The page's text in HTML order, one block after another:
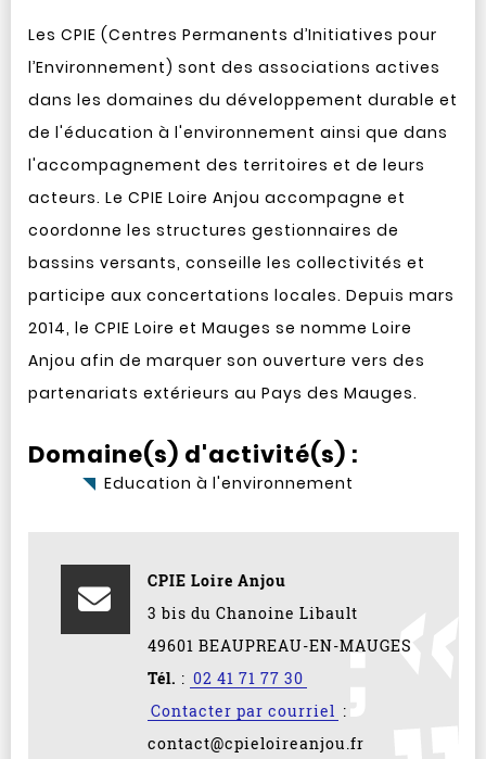
Les CPIE (Centres Permanents d’Initiatives pour
l’Environnement) sont des associations actives
dans les domaines du développement durable et
de l'éducation à l'environnement ainsi que dans
l'accompagnement des territoires et de leurs
acteurs. Le CPIE Loire Anjou accompagne et
coordonne les structures gestionnaires de
bassins versants, conseille les collectivités et
participe aux concertations locales. Depuis mars
2014, le CPIE Loire et Mauges se nomme Loire
Anjou afin de marquer son ouverture vers des
partenariats extérieurs au Pays des Mauges.
Domaine(s) d'activité(s) :
Education à l'environnement
CPIE Loire Anjou
3 bis du Chanoine Libault
49601 BEAUPREAU-EN-MAUGES
Tél. : 02 41 71 77 30
Contacter par courriel :
contact@cpieloireanjou.fr